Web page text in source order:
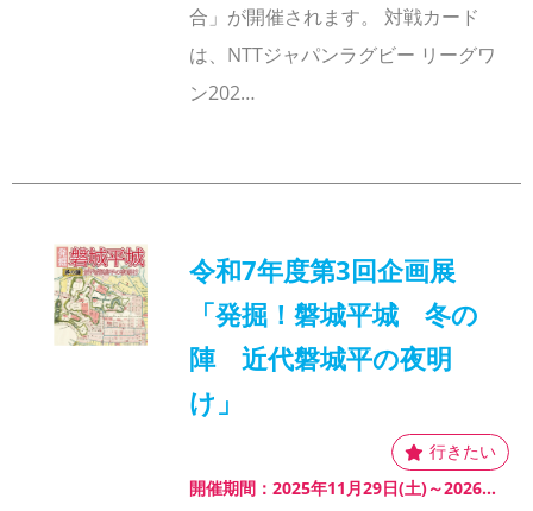
合」が開催されます。 対戦カード
は、NTTジャパンラグビー リーグワ
ン202…
令和7年度第3回企画展
「発掘！磐城平城 冬の
陣 近代磐城平の夜明
け」
開催期間：2025年11月29日(土)～2026年3月29日(日)